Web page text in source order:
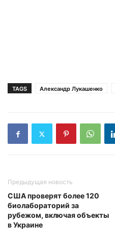
TAGS Александр Лукашенко
Предыдущая новость
США проверят более 120
биолабораторий за
рубежом, включая объекты
в Украине